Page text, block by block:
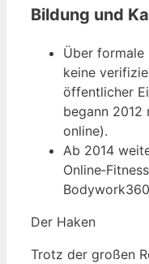
Bildung und
Über formale
keine
öffentlicher
begann 2012
online).
Ab 2014
Der Haken
Trotz der großen